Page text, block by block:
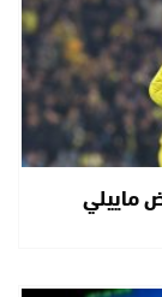
ماييلي